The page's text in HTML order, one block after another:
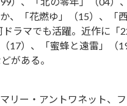
、「花燃ゆ」（15）、「
ラマでも活躍。近作に
17）、「蜜蜂と遠雷」（
がある。
リー・アントワネット、